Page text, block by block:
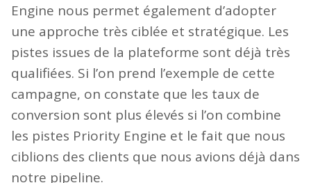
Engine nous permet également d’adopter
une approche très ciblée et stratégique. Les
pistes issues de la plateforme sont déjà très
qualifiées. Si l’on prend l’exemple de cette
campagne, on constate que les taux de
conversion sont plus élevés si l’on combine
les pistes Priority Engine et le fait que nous
ciblions des clients que nous avions déjà dans
notre pipeline.